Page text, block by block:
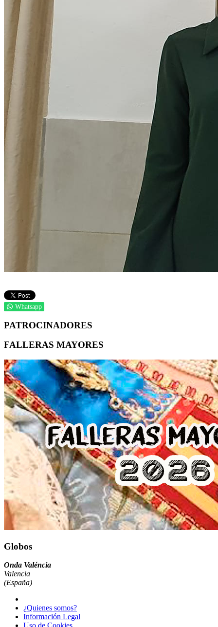
Whatsapp
PATROCINADORES
FALLERAS MAYORES
Globos
Onda Valéncia
Valencia
(España)
¿Quienes somos?
Información Legal